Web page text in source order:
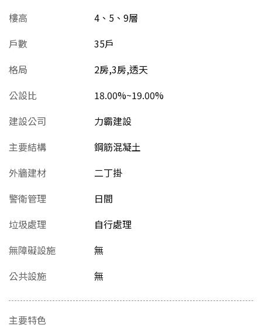
樓高
4、5、9層
戶數
35戶
格局
2房,3房,透天
公設比
18.00%~19.00%
建設公司
力霸建設
主要結構
鋼筋混凝土
外牆建材
二丁掛
警衛管理
日間
垃圾處理
自行處理
無障礙設施
無
公共設施
無
主要特色